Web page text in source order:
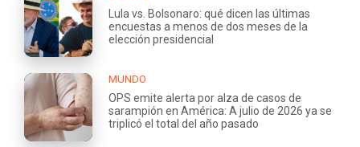
Lula vs. Bolsonaro: qué dicen las últimas
encuestas a menos de dos meses de la
elección presidencial
MUNDO
OPS emite alerta por alza de casos de
sarampión en América: A julio de 2026 ya se
triplicó el total del año pasado